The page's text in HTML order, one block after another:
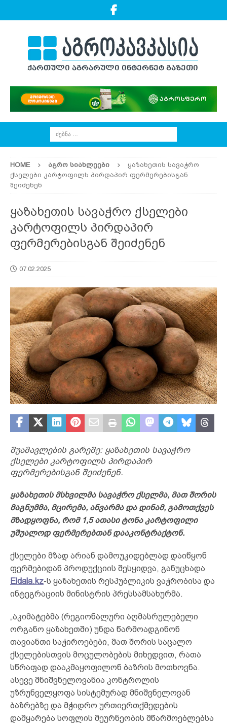
HOME ᲐᲒᲠᲝ ᲡᲘᲐᲮᲚᲔᲔᲑᲘ
ყაზახეთის სავაჭრო
ქსელები კარტოფილს პირდაპირ ფერმერებისგან
შეიძენენ
ყაზახეთის სავაჭრო ქსელები
კარტოფილს პირდაპირ
ფერმერებისგან შეიძენენ
07.02.2025
შუამავლების გარეშე: ყაზახეთის სავაჭრო
ქსელები კარტოფილს პირდაპირ
ფერმერებისგან შეიძენენ.
ყაზახეთის მსხვილმა სავაჭრო ქსელმა, მათ შორის
მაგნუმმა, მცირემა, ანვარმა და დინამ, გამოთქვეს
მზადყოფნა, რომ 1,5 ათასი ტონა კარტოფილი
უშუალოდ ფერმერებთან დააკონტრაქტონ.
ქსელები მზად არიან დამოუკიდებლად დაიწყონ
ფერმებიდან პროდუქციის შესყიდვა, განუცხადა
Eldala.kz-ს ყაზახეთის რესპუბლიკის ვაჭრობისა და
ინტეგრაციის მინისტრის პრესსამსახურმა.
„აკიმატებმა (რეგიონალური აღმასრულებელი
ორგანო ყაზახეთში) უნდა წარმოადგინონ
თავიანთი საჭიროებები, მათ შორის საცალო
ქსელებისთვის მოცულობების მიხედვით, რათა
სწრაფად დააკმაყოფილონ ბაზრის მოთხოვნა.
ასევე მნიშვნელოვანია კონტროლის
უზრუნველყოფა სისტემურად მნიშვნელოვან
ბაზრებზე და მჭიდრო ურთიერთქმედების
დამყარება სოფლის მეურნეობის მწარმოებლებსა